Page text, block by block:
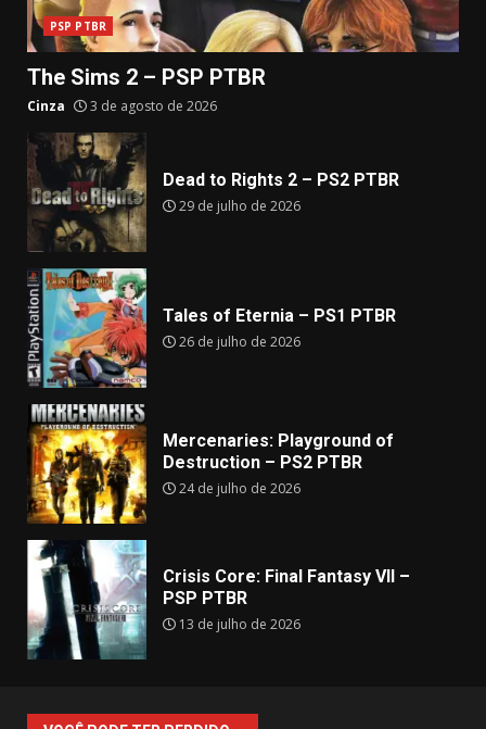
PSP PTBR
The Sims 2 – PSP PTBR
Cinza 3 de agosto de 2026
Dead to Rights 2 – PS2 PTBR
29 de julho de 2026
Tales of Eternia – PS1 PTBR
26 de julho de 2026
Mercenaries: Playground of
Destruction – PS2 PTBR
24 de julho de 2026
Crisis Core: Final Fantasy VII –
PSP PTBR
13 de julho de 2026